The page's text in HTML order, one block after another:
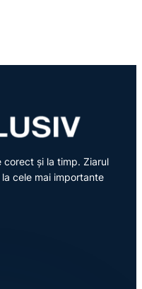
corect și la timp. Ziarul
cele mai importante